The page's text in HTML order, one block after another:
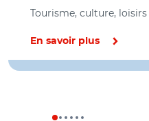
Tourisme, culture, loisirs
En savoir plus